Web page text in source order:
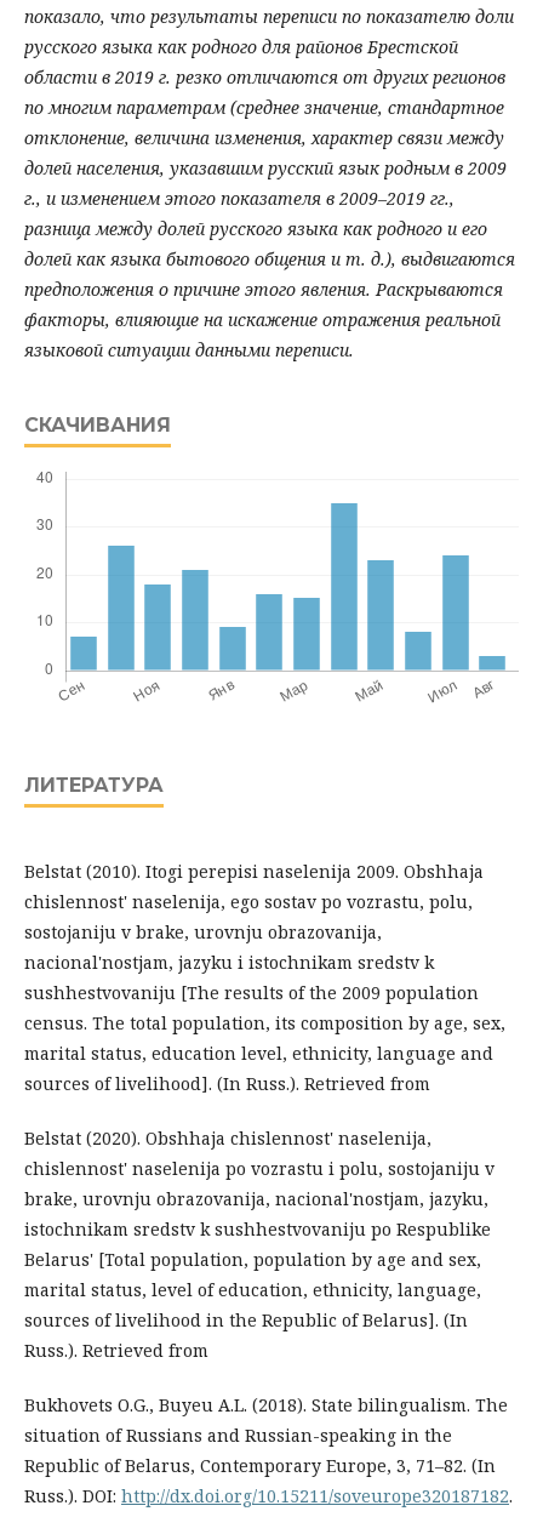
показало, что результаты переписи по показателю доли
русского языка как родного для районов Брестской
области в 2019 г. резко отличаются от других регионов
по многим параметрам (среднее значение, стандартное
отклонение, величина изменения, характер связи между
долей населения, указавшим русский язык родным в 2009
г., и изменением этого показателя в 2009–2019 гг.,
разница между долей русского языка как родного и его
долей как языка бытового общения и т. д.), выдвигаются
предположения о причине этого явления. Раскрываются
факторы, влияющие на искажение отражения реальной
языковой ситуации данными переписи.
СКАЧИВАНИЯ
ЛИТЕРАТУРА
Belstat (2010). Itogi perepisi naselenija 2009. Obshhaja
chislennost' naselenija, ego sostav po vozrastu, polu,
sostojaniju v brake, urovnju obrazovanija,
nacional'nostjam, jazyku i istochnikam sredstv k
sushhestvovaniju [The results of the 2009 population
census. The total population, its composition by age, sex,
marital status, education level, ethnicity, language and
sources of livelihood]. (In Russ.). Retrieved from
Belstat (2020). Obshhaja chislennost' naselenija,
chislennost' naselenija po vozrastu i polu, sostojaniju v
brake, urovnju obrazovanija, nacional'nostjam, jazyku,
istochnikam sredstv k sushhestvovaniju po Respublike
Belarus' [Total population, population by age and sex,
marital status, level of education, ethnicity, language,
sources of livelihood in the Republic of Belarus]. (In
Russ.). Retrieved from
Bukhovets О.G., Buyeu А.L. (2018). State bilingualism. The
situation of Russians and Russian-speaking in the
Republic of Belarus, Contemporary Europe, 3, 71–82. (In
Russ.). DOI: http://dx.doi.org/10.15211/soveurope320187182.